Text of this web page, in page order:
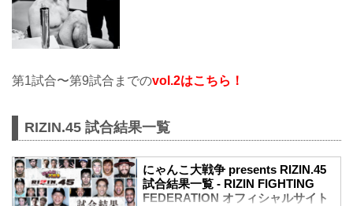
第1試合〜第9試合までのvol.2はこちら！
RIZIN.45 試合結果一覧
にゃんこ大戦争 presents RIZIN.45
試合結果一覧 - RIZIN FIGHTING
FEDERATION オフィシャルサイト